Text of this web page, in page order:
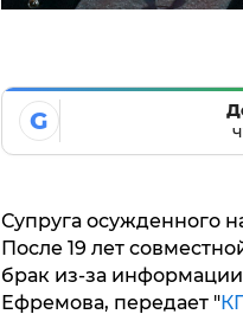
G
Супруга осужденного
После 19 лет
брак из-за
Ефремова, передает "